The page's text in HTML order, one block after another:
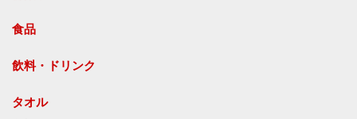
食品
飲料・ドリンク
タオル